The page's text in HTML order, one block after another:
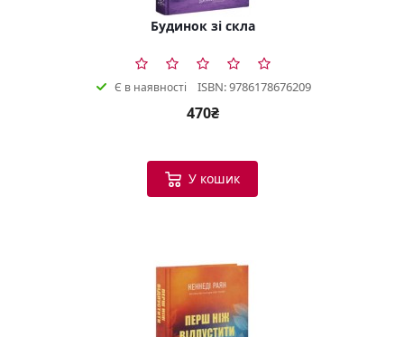
Будинок зі скла
Є в наявності ISBN: 9786178676209
470₴
У кошик